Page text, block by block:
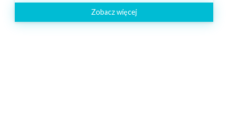
Zobacz więcej